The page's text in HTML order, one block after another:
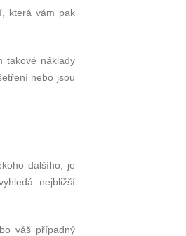
která vám pak
takové náklady
nebo jsou
dalšího, je
nejbližší
váš případný